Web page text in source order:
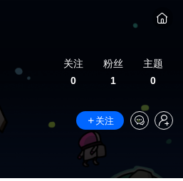
关注
0
粉丝
1
主题
0
关注